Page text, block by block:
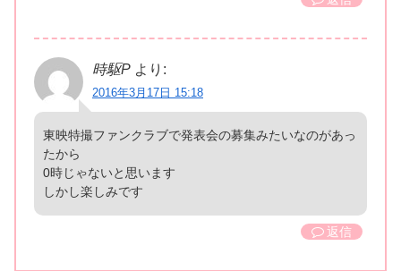
時駆P より:
2016年3月17日 15:18
東映特撮ファンクラブで発表会の募集みたいなのがあっ
たから
0時じゃないと思います
しかし楽しみです
返信